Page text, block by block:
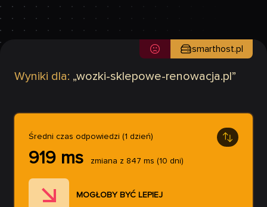
Wyniki dla: „wozki-sklepowe-renowacja.pl ”
smarthost.pl
Średni czas odpowiedzi (1 dzień)
919 ms zmiana z 847 ms (10 dni)
MOGŁOBY BYĆ LEPIEJ